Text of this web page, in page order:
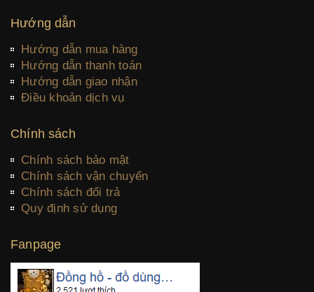
Hướng dẫn
Hướng dẫn mua hàng
Hướng dẫn thanh toán
Hướng dẫn giao nhận
Điều khoản dịch vụ
Chính sách
Chính sách bảo mật
Chính sách vận chuyển
Chính sách đổi trả
Quy định sử dụng
Fanpage